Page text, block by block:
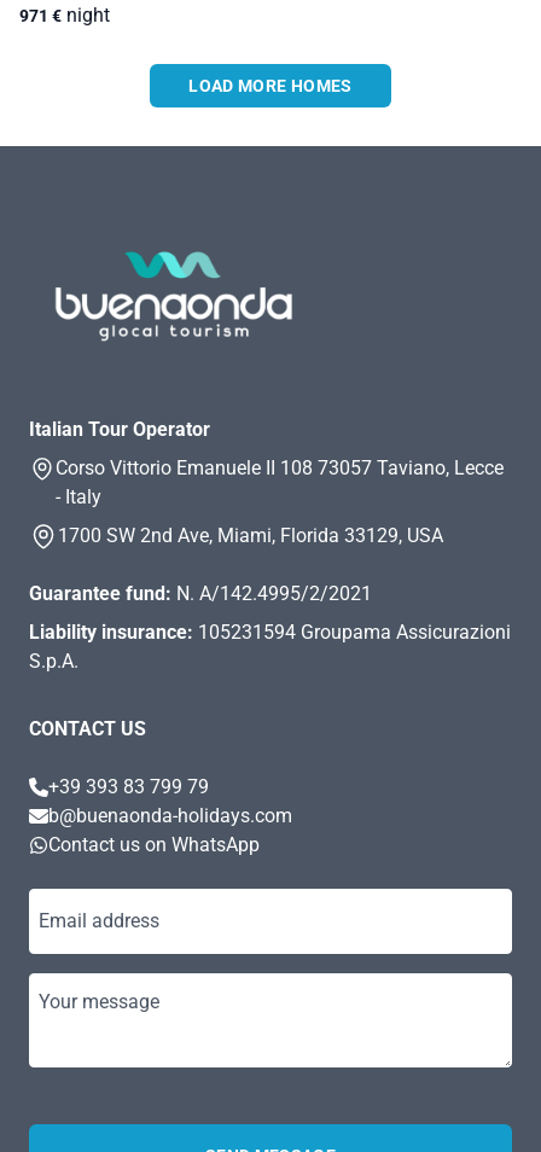
971 € night
LOAD MORE HOMES
Italian Tour Operator
Corso Vittorio Emanuele II 108 73057 Taviano, Lecce
- Italy
1700 SW 2nd Ave, Miami, Florida 33129, USA
Guarantee fund: N. A/142.4995/2/2021
Liability insurance: 105231594 Groupama Assicurazioni
S.p.A.
CONTACT US
+39 393 83 799 79
b@buenaonda-holidays.com
Contact us on WhatsApp
Email address
Your message